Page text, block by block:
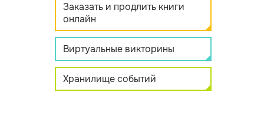
Заказать и продлить книги
онлайн
Виртуальные викторины
Хранилище событий